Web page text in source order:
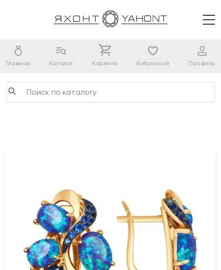
Главная Каталог Корзина Избранное Профиль